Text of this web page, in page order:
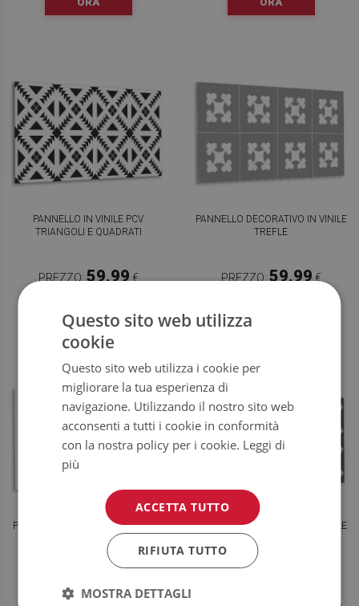
PANNELLO IN VINILE PCV
TRIANGOLI E QUADRATI
PREZZO: 59.99 €
PANNELLO DECORATIVO IN VINILE
TREFLE
PREZZO: 59.99 €
PANNELLO DECORATIVO IN VINILE
MODELLO NEI DIAMANTI
PANNELLO DECORATIVO IN VINILE
PATTERN GRIGIO GEOMETRICO
Questo sito web utilizza
cookie
Questo sito web utilizza i cookie per
migliorare la tua esperienza di
navigazione. Utilizzando il nostro sito web
acconsenti a tutti i cookie in conformità
con la nostra policy per i cookie. Leggi di
più
ACCETTA TUTTO
RIFIUTA TUTTO
MOSTRA DETTAGLI